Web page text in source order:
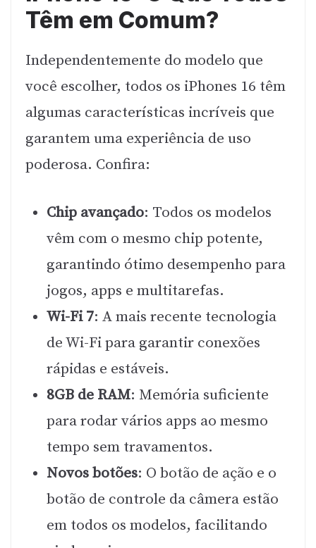
Têm em Comum?
Independentemente do modelo que
você escolher, todos os iPhones 16 têm
algumas características incríveis que
garantem uma experiência de uso
poderosa. Confira:
Chip avançado: Todos os modelos
vêm com o mesmo chip potente,
garantindo ótimo desempenho para
jogos, apps e multitarefas.
Wi-Fi 7: A mais recente tecnologia
de Wi-Fi para garantir conexões
rápidas e estáveis.
8GB de RAM: Memória suficiente
para rodar vários apps ao mesmo
tempo sem travamentos.
Novos botões: O botão de ação e o
botão de controle da câmera estão
em todos os modelos, facilitando